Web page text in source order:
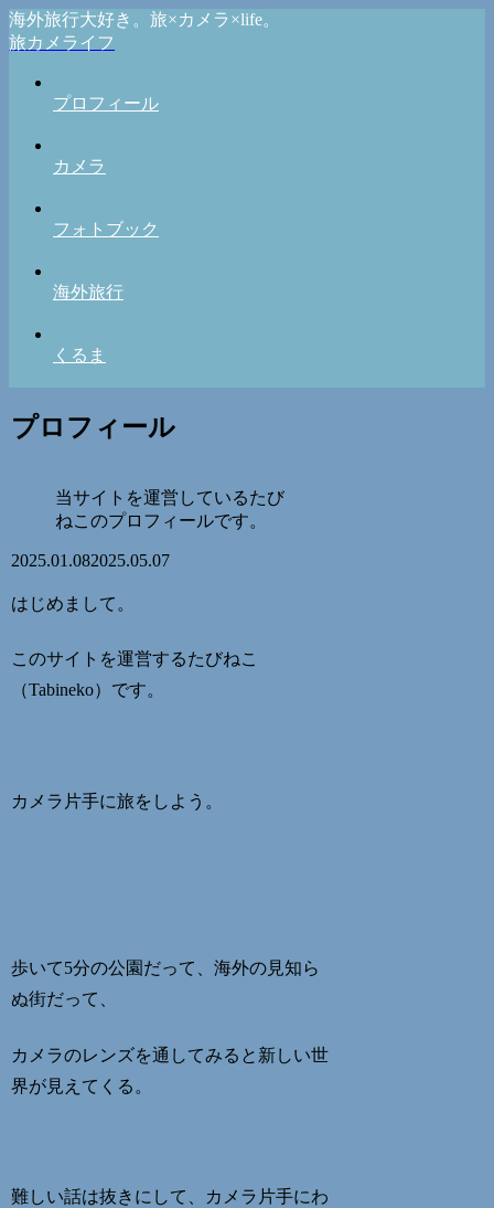
海外旅行大好き。旅×カメラ×life。
旅カメライフ
プロフィール
カメラ
フォトブック
海外旅行
くるま
プロフィール
当サイトを運営しているたび
ねこのプロフィールです。
2025.01.082025.05.07
はじめまして。
このサイトを運営するたびねこ
（Tabineko）です。
カメラ片手に旅をしよう。
歩いて5分の公園だって、海外の見知ら
ぬ街だって、
カメラのレンズを通してみると新しい世
界が見えてくる。
難しい話は抜きにして、カメラ片手にわ